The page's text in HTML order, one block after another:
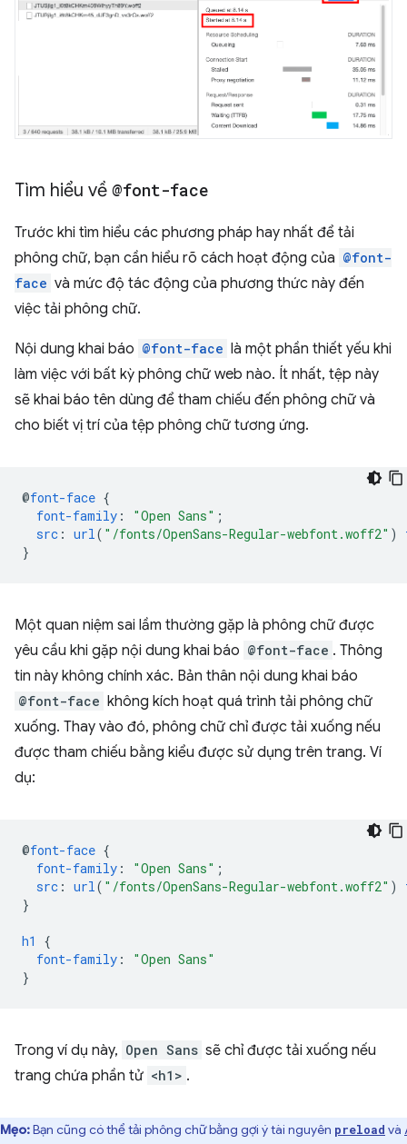
Tìm hiểu về @font-face
Trước khi tìm hiểu các phương pháp hay nhất để tải
phông chữ, bạn cần hiểu rõ cách hoạt động của @font-
face và mức độ tác động của phương thức này đến
việc tải phông chữ.
Nội dung khai báo @font-face là một phần thiết yếu khi
làm việc với bất kỳ phông chữ web nào. Ít nhất, tệp này
sẽ khai báo tên dùng để tham chiếu đến phông chữ và
cho biết vị trí của tệp phông chữ tương ứng.
@font-face {
font-family : "Open Sans" ;
src : url ( "/fonts/OpenSans-Regular-webfont.woff2" )
}
Một quan niệm sai lầm thường gặp là phông chữ được
yêu cầu khi gặp nội dung khai báo @font-face . Thông
tin này không chính xác. Bản thân nội dung khai báo
@font-face không kích hoạt quá trình tải phông chữ
xuống. Thay vào đó, phông chữ chỉ được tải xuống nếu
được tham chiếu bằng kiểu được sử dụng trên trang. Ví
dụ:
@font-face {
font-family : "Open Sans" ;
src : url ( "/fonts/OpenSans-Regular-webfont.woff2" )
}
h1
{
font-family :
"Open Sans"
}
Trong ví dụ này, Open Sans sẽ chỉ được tải xuống nếu
trang chứa phần tử <h1> .
Mẹo:Bạn cũng có thể tải phông chữ bằng gợi ý tài nguyên preload và